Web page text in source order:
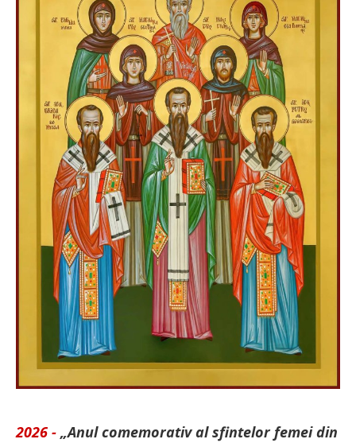
2026 - „Anul comemorativ al sfintelor femei din